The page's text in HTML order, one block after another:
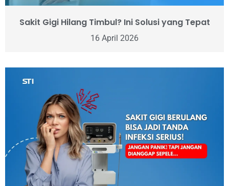
Sakit Gigi Hilang Timbul? Ini Solusi yang Tepat
16 April 2026